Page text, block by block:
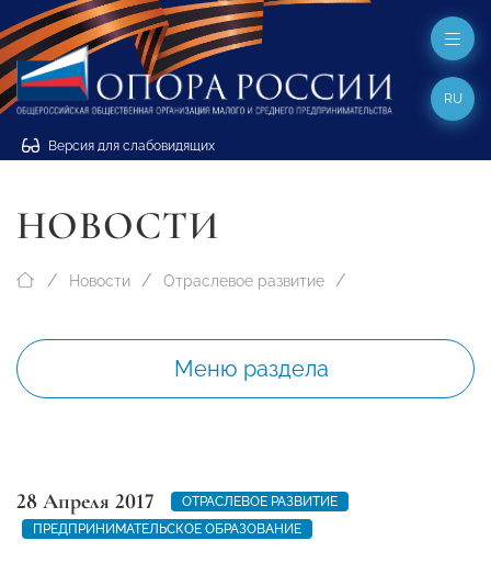
Версия для слабовидящих
RU
НОВОСТИ
Новости Отраслевое развитие
Меню раздела
28 Апреля 2017
ОТРАСЛЕВОЕ РАЗВИТИЕ
ПРЕДПРИНИМАТЕЛЬСКОЕ ОБРАЗОВАНИЕ